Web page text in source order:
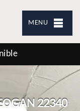
MENU
22340